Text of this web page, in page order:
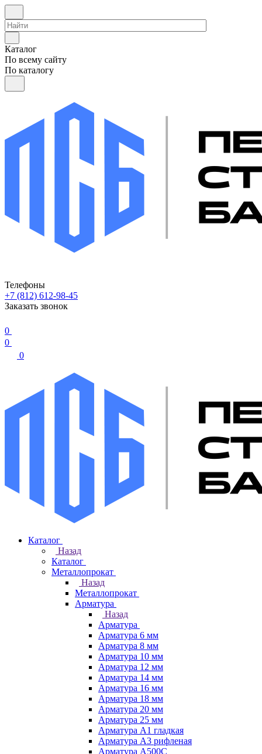
Каталог
По всему сайту
По каталогу
Телефоны
+7 (812) 612-98-45
Заказать звонок
0
0
0
Каталог
Назад
Каталог
Металлопрокат
Назад
Металлопрокат
Арматура
Назад
Арматура
Арматура 6 мм
Арматура 8 мм
Арматура 10 мм
Арматура 12 мм
Арматура 14 мм
Арматура 16 мм
Арматура 18 мм
Арматура 20 мм
Арматура 25 мм
Арматура А1 гладкая
Арматура А3 рифленая
Арматура А500С